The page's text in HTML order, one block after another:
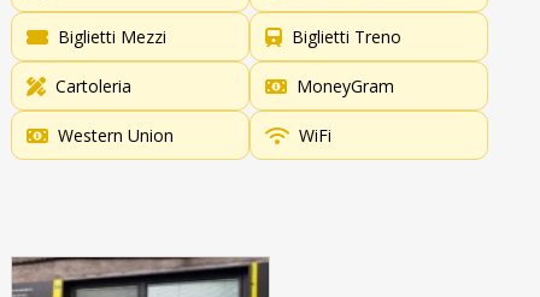
Biglietti Mezzi Biglietti Treno
Cartoleria MoneyGram
Western Union WiFi